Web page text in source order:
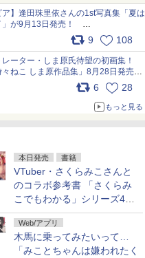
犬たちへ… pic.x.com/hEr88DgVyD
ア】逢田珠里依さんの1st写真集「夏は
」が9月13日発売！
9 108
レーター・しま原氏待望の初画集！
々ねこ しま原作品集」8月28日発売
6 28
もっと見る
本日発売 書籍
VTuber・さくらみこさんと
のコラボ参考書 「さくらみ
こでもわかる」シリーズ4冊
が本日発売！
Web/アプリ
木馬に乗ってみたいって…
「みことちゃんは嫌われたく